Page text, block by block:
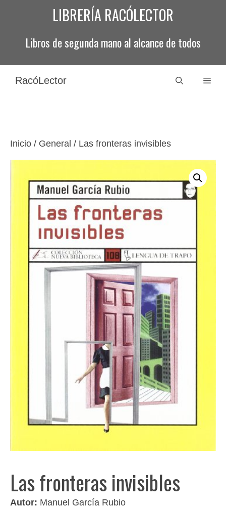
LIBRERÍA RACÓLECTOR
Libros de segunda mano al alcance de todos
RacóLector
Inicio / General / Las fronteras invisibles
Las fronteras invisibles
Autor: Manuel García Rubio